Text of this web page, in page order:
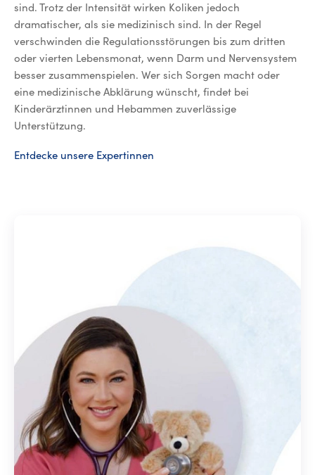
sind. Trotz der Intensität wirken Koliken jedoch
dramatischer, als sie medizinisch sind. In der Regel
verschwinden die Regulationsstörungen bis zum dritten
oder vierten Lebensmonat, wenn Darm und Nervensystem
besser zusammenspielen. Wer sich Sorgen macht oder
eine medizinische Abklärung wünscht, findet bei
Kinderärztinnen und Hebammen zuverlässige
Unterstützung.
Entdecke unsere Expertinnen